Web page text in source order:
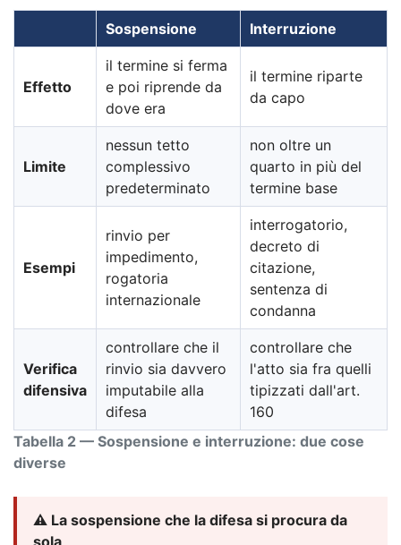
Tabella 2 — Sospensione e interruzione: due cose
diverse
Sospensione Interruzione
Effetto
il termine si ferma
e poi riprende da
dove era
il termine riparte
da capo
Limite
nessun tetto
complessivo
predeterminato
non oltre un
quarto in più del
termine base
Esempi
rinvio per
impedimento,
rogatoria
internazionale
interrogatorio,
decreto di
citazione,
sentenza di
condanna
Verifica
difensiva
controllare che il
rinvio sia davvero
imputabile alla
difesa
controllare che
l'atto sia fra quelli
tipizzati dall'art.
160
⚠️ La sospensione che la difesa si procura da
sola